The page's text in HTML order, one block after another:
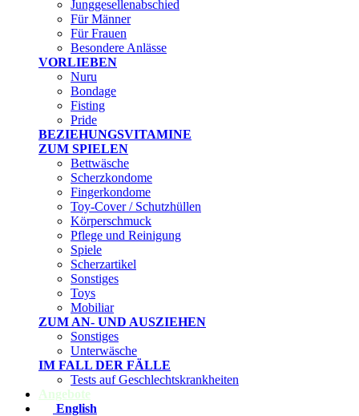
Junggesellenabschied
Für Männer
Für Frauen
Besondere Anlässe
VORLIEBEN
Nuru
Bondage
Fisting
Pride
BEZIEHUNGSVITAMINE
ZUM SPIELEN
Bettwäsche
Scherzkondome
Fingerkondome
Toy-Cover / Schutzhüllen
Körperschmuck
Pflege und Reinigung
Spiele
Scherzartikel
Sonstiges
Toys
Mobiliar
ZUM AN- UND AUSZIEHEN
Sonstiges
Unterwäsche
IM FALL DER FÄLLE
Tests auf Geschlechtskrankheiten
Angebote
English